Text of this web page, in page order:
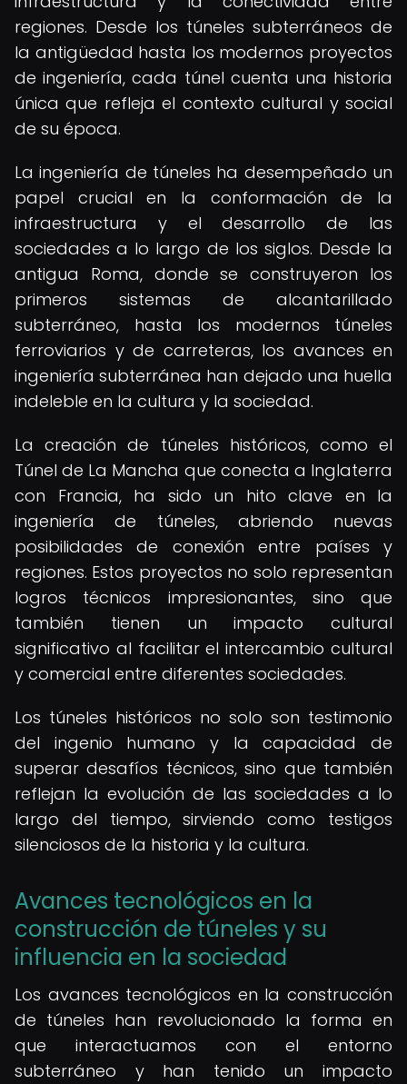
regiones. Desde los túneles subterráneos de
la antigüedad hasta los modernos proyectos
de ingeniería, cada túnel cuenta una historia
única que refleja el contexto cultural y social
de su época.
La ingeniería de túneles ha desempeñado un
papel crucial en la conformación de la
infraestructura y el desarrollo de las
sociedades a lo largo de los siglos. Desde la
antigua Roma, donde se construyeron los
primeros sistemas de alcantarillado
subterráneo, hasta los modernos túneles
ferroviarios y de carreteras, los avances en
ingeniería subterránea han dejado una huella
indeleble en la cultura y la sociedad.
La creación de túneles históricos, como el
Túnel de La Mancha que conecta a Inglaterra
con Francia, ha sido un hito clave en la
ingeniería de túneles, abriendo nuevas
posibilidades de conexión entre países y
regiones. Estos proyectos no solo representan
logros técnicos impresionantes, sino que
también tienen un impacto cultural
significativo al facilitar el intercambio cultural
y comercial entre diferentes sociedades.
Los túneles históricos no solo son testimonio
del ingenio humano y la capacidad de
superar desafíos técnicos, sino que también
reflejan la evolución de las sociedades a lo
largo del tiempo, sirviendo como testigos
silenciosos de la historia y la cultura.
Avances tecnológicos en la
construcción de túneles y su
influencia en la sociedad
Los avances tecnológicos en la construcción
de túneles han revolucionado la forma en
que interactuamos con el entorno
subterráneo y han tenido un impacto